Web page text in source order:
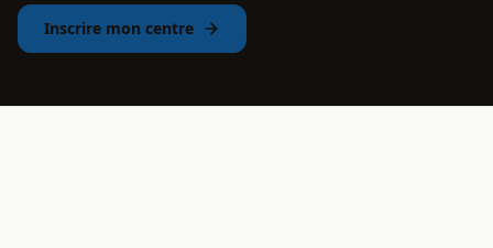
Inscrire mon centre